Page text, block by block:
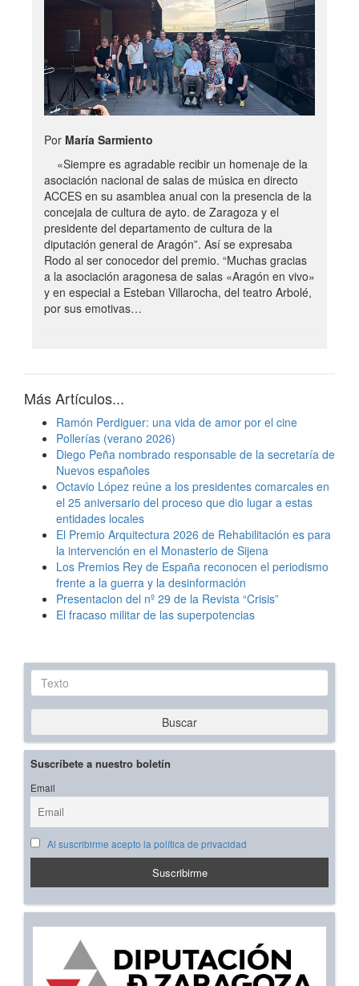
Por María Sarmiento
«Siempre es agradable recibir un homenaje de la
asociación nacional de salas de música en directo
ACCES en su asamblea anual con la presencia de la
concejala de cultura de ayto. de Zaragoza y el
presidente del departamento de cultura de la
diputación general de Aragón”. Así se expresaba
Rodo al ser conocedor del premio. “Muchas gracias
a la asociación aragonesa de salas «Aragón en vivo»
y en especial a Esteban Villarocha, del teatro Arbolé,
por sus emotivas…
Más Artículos...
Ramón Perdiguer: una vida de amor por el cine
Pollerías (verano 2026)
Diego Peña nombrado responsable de la secretaría de
Nuevos españoles
Octavio López reúne a los presidentes comarcales en
el 25 aniversario del proceso que dio lugar a estas
entidades locales
El Premio Arquitectura 2026 de Rehabilitación es para
la intervención en el Monasterio de Sijena
Los Premios Rey de España reconocen el periodismo
frente a la guerra y la desinformación
Presentacion del nº 29 de la Revista “Crisis”
El fracaso militar de las superpotencias
Texto
Buscar
Suscríbete a nuestro boletín
Email
Al suscribirme acepto la política de privacidad